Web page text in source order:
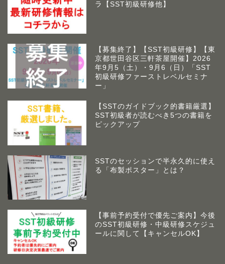
ラ【SST初級研修他】
【募集終了】【SST初級研修】【東
京都世田谷区三軒茶屋開催】2026
年9月5（土）・9月6（日）「SST
初級研修ファーストレベルセミナ
ー」
【SSTのガイドブック的書籍厳選】
SST初級者が読むべき5つの書籍を
ピックアップ
SSTのセッションで半永久的に使え
る「布製ポスター」とは？
【事前予約受付で優先ご案内】今後
のSST初級研修・中級研修スケジュ
ールに関して【キャンセルOK】
アームズラボとは